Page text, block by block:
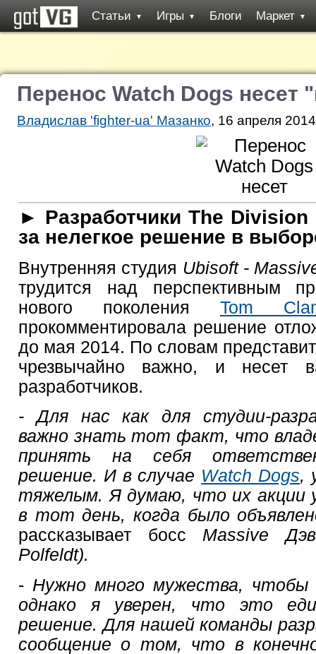
Статьи ▼ Игры ▼ Блоги Маркет ▼
Перенос Watch Dogs несет
Владислав 'fighter-ua' Мазанко, 16 апреля
► Разработчики The
за нелегкое решение в
Внутренняя студия Ubisoft -
трудится над перспективным
нового поколения Tom
прокомментировала решение
до мая 2014. По словам
чрезвычайно важно, и несет
разработчиков.
- Для нас как для студии-
важно знать тот факт, что
принять на себя
решение. И в случае Watch Dogs,
тяжелым. Я думаю, что их акции
в тот день, когда было
рассказывает босс Massive
Polfeldt).
- Нужно много мужества,
однако я уверен, что это
решение. Для нашей команды
сообщение о том, что в